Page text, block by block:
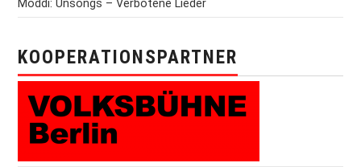
Moddi: Unsongs – Verbotene Lieder
KOOPERATIONSPARTNER